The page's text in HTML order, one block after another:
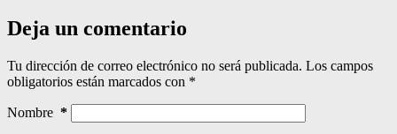
Deja un comentario
Tu dirección de correo electrónico no será publicada. Los campos
obligatorios están marcados con *
Nombre *